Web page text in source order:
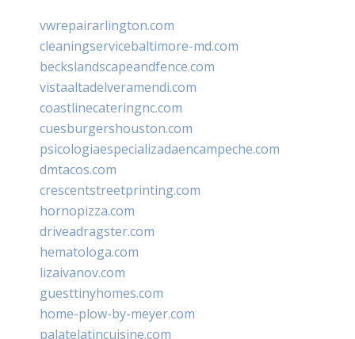
vwrepairarlington.com
cleaningservicebaltimore-md.com
beckslandscapeandfence.com
vistaaltadelveramendi.com
coastlinecateringnc.com
cuesburgershouston.com
psicologiaespecializadaencampeche.com
dmtacos.com
crescentstreetprinting.com
hornopizza.com
driveadragster.com
hematologa.com
lizaivanov.com
guesttinyhomes.com
home-plow-by-meyer.com
palatelatincuisine.com